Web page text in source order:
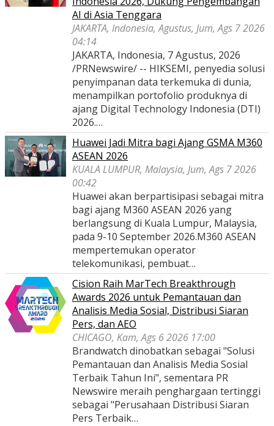
AI di Asia Tenggara
JAKARTA, Indonesia, Agustus, Jum, Ags 7 2026
04:14
JAKARTA, Indonesia, 7 Agustus, 2026
/PRNewswire/ -- HIKSEMI, penyedia solusi
penyimpanan data terkemuka di dunia,
menampilkan portofolio produknya di
ajang Digital Technology Indonesia (DTI)
2026.…
Huawei Jadi Mitra bagi Ajang GSMA M360
ASEAN 2026
KUALA LUMPUR, Malaysia, Jum, Ags 7 2026
00:42
Huawei akan berpartisipasi sebagai mitra
bagi ajang M360 ASEAN 2026 yang
berlangsung di Kuala Lumpur, Malaysia,
pada 9-10 September 2026.M360 ASEAN
mempertemukan operator
telekomunikasi, pembuat…
Cision Raih MarTech Breakthrough
Awards 2026 untuk Pemantauan dan
Analisis Media Sosial, Distribusi Siaran
Pers, dan AEO
CHICAGO, Kam, Ags 6 2026 17:00
Brandwatch dinobatkan sebagai "Solusi
Pemantauan dan Analisis Media Sosial
Terbaik Tahun Ini", sementara PR
Newswire meraih penghargaan tertinggi
sebagai "Perusahaan Distribusi Siaran
Pers Terbaik…